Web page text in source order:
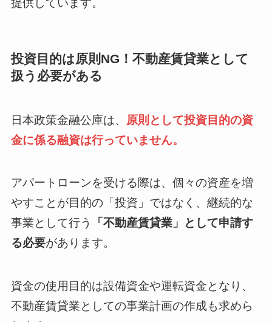
提供しています。
投資目的は原則NG！不動産賃貸業として
扱う必要がある
日本政策金融公庫は、 原則として投資目的の資
金に係る融資は行っていません。
アパートローンを受ける際は、個々の資産を増
やすことが目的の「投資」ではなく、継続的な
事業として行う
「不動産賃貸業」として申請す
る必要があります。
資金の使用目的は設備資金や運転資金となり、
不動産賃貸業としての事業計画の作成も求めら